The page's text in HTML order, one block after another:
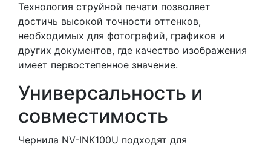
Технология струйной печати позволяет
достичь высокой точности оттенков,
необходимых для фотографий, графиков и
других документов, где качество изображения
имеет первостепенное значение.
Универсальность и
совместимость
Чернила NV-INK100U подходят для